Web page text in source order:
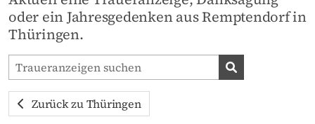
oder ein Jahresgedenken aus Remptendorf in
Thüringen.
Traueranzeigen-Portal durchsuchen
Zurück zu Thüringen